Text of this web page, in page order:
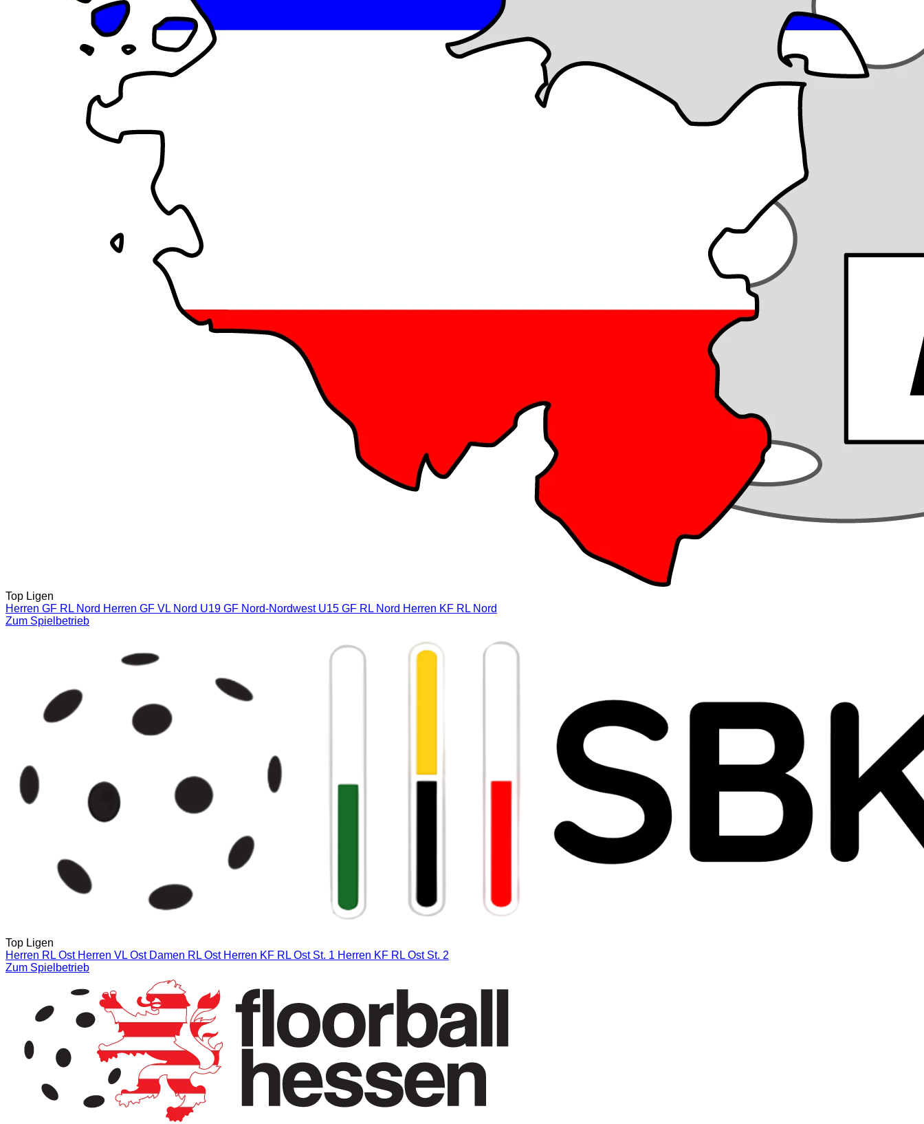
Top Ligen
Herren GF RL Nord Herren GF VL Nord U19 GF Nord-Nordwest U15 GF RL Nord Herren KF RL Nord
Zum Spielbetrieb
Top Ligen
Herren RL Ost Herren VL Ost Damen RL Ost Herren KF RL Ost St. 1 Herren KF RL Ost St. 2
Zum Spielbetrieb